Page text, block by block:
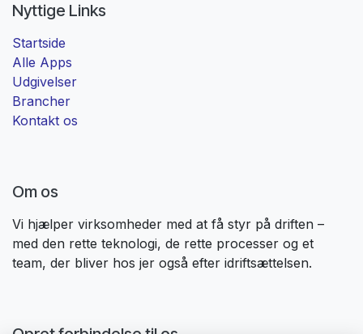
Nyttige Links
Startside
Alle Apps
Udgivelser
Brancher
Kontakt os
Om os
Vi hjælper virksomheder med at få styr på driften –
med den rette teknologi, de rette processer og et
team, der bliver hos jer også efter idriftsættelsen. ​